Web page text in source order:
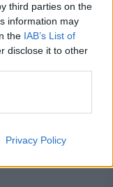
third parties on the
information may
the IAB’s List of
disclose it to other
Privacy Policy
68 de